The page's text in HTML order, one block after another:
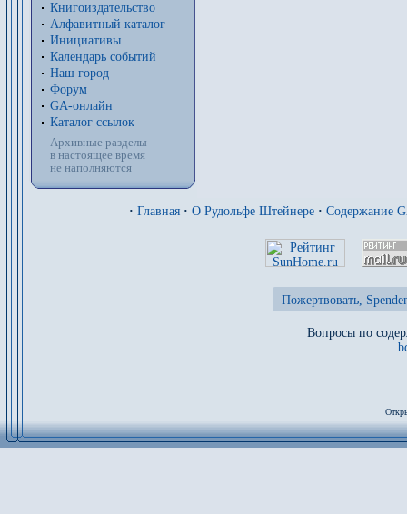
Книгоиздательство
Алфавитный каталог
Инициативы
Календарь событий
Наш город
Форум
GA-онлайн
Каталог ссылок
Архивные разделы
в настоящее время
не наполняются
· Главная · О Рудольфе Штейнере · Содержание
Пожертвовать,
Вопросы по